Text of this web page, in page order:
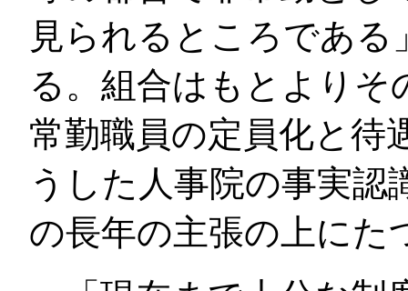
見られるところであ
る。組合はもとよりそ
常勤職員の定員化と待
うした人事院の事実認
の長年の主張の上にた